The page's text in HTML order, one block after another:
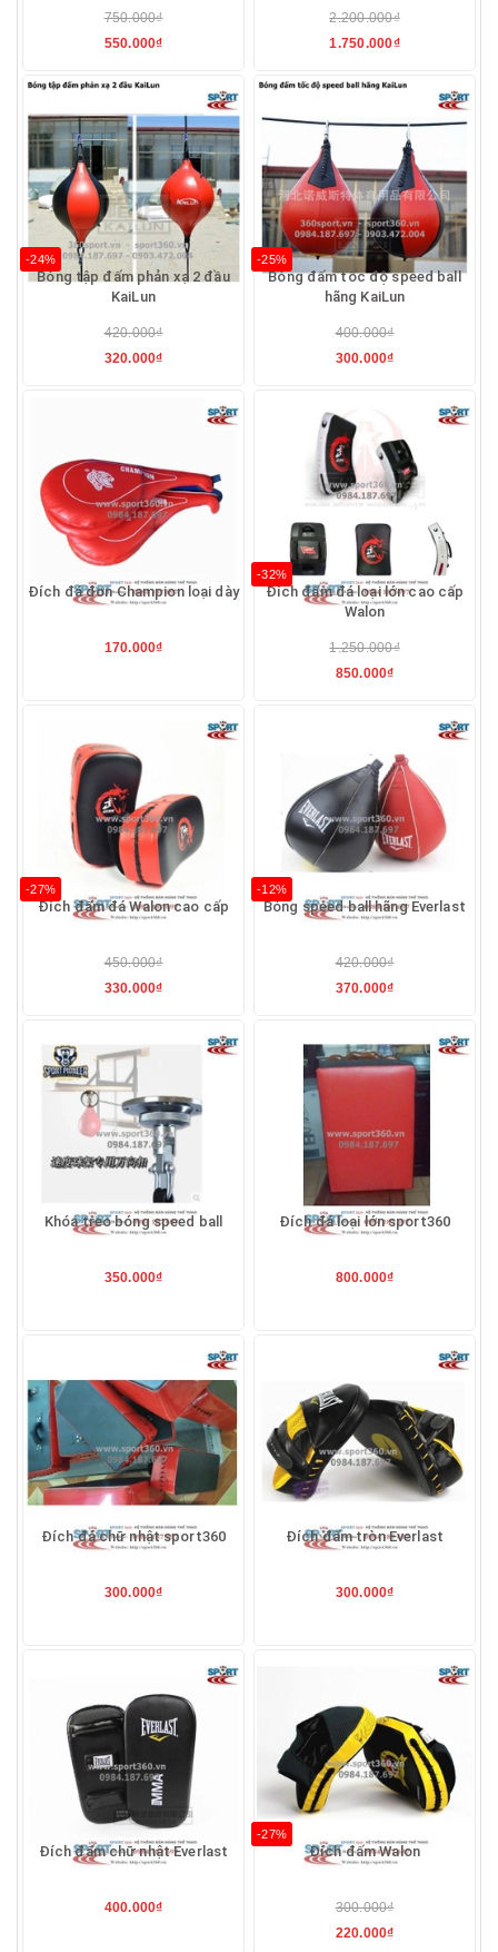
750.000₫
550.000₫
2.200.000₫
1.750.000₫
-24%
Bóng tập đấm phản xạ 2 đầu
KaiLun
420.000₫
320.000₫
-25%
Bóng đấm tốc độ speed ball
hãng KaiLun
400.000₫
300.000₫
Đích đá đơn Champion loại dày
170.000₫
-32%
Đích đấm đá loại lớn cao cấp
Walon
1.250.000₫
850.000₫
-27%
Đích đấm đá Walon cao cấp
450.000₫
330.000₫
-12%
Bóng speed ball hãng Everlast
420.000₫
370.000₫
Khóa treo bóng speed ball
350.000₫
Đích đá loại lớn sport360
800.000₫
Đích đá chữ nhật sport360
300.000₫
Đích đấm tròn Everlast
300.000₫
Đích đấm chữ nhật Everlast
400.000₫
-27%
Đích đấm Walon
300.000₫
220.000₫